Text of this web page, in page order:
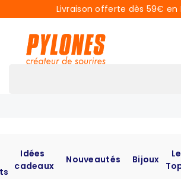
Livraison offerte dès 59€ en
Idées
cadeaux
Nouveautés Bijoux